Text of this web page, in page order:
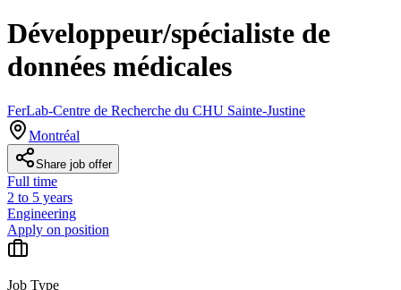
Développeur/spécialiste de
données médicales
FerLab-Centre de Recherche du CHU Sainte-Justine
Montréal
Share job offer
Full time
2 to 5 years
Engineering
Apply on position
Job Type